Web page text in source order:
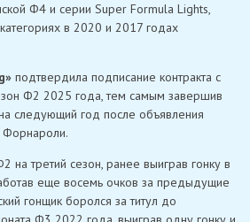
Ф4 и серии Super Formula Lights,
в 2020 и 2017 годах
подтвердила подписание контракта с
Ф2 2025 года, тем самым завершив
следующий год после объявления
на третий сезон, ранее выиграв гонку в
еще восемь очков за предыдущие
гонщик боролся за титул до